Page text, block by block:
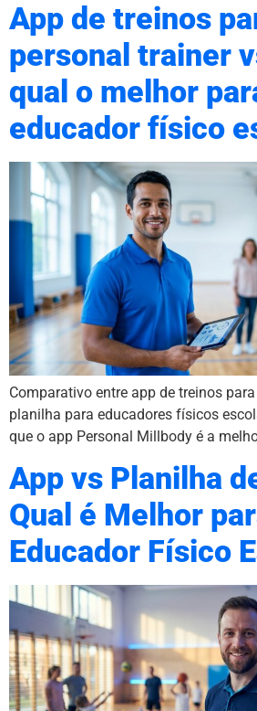
App de treinos
personal trainer
qual o melhor
educador físico
Comparativo entre app de treinos
planilha para educadores físicos
que o app Personal Millbody é a
App vs Planilha
Qual é Melhor
Educador Físico